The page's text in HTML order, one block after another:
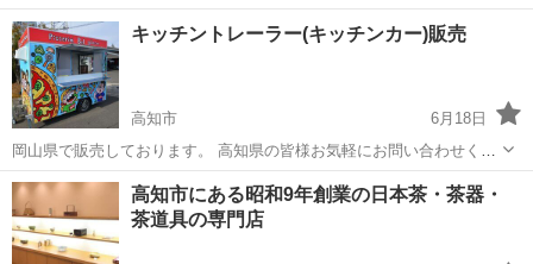
スをご提供しております。 お気軽にご相談下さい。
高知 四万十市 その他
キッチントレーラー(キッチンカー)販売
高知市
6月18日
岡山県で販売しております。 高知県の皆様お気軽にお問い合わせくだ
さい。 独立開業したい、お店を 持ちたいというオーナーを目指してい
る方の為に、店舗としては考えられない低コストで開業ができます。
又、使用スペースも軽自動...
高知 高知市 その他
高知市にある昭和9年創業の日本茶・茶器・
茶道具の専門店